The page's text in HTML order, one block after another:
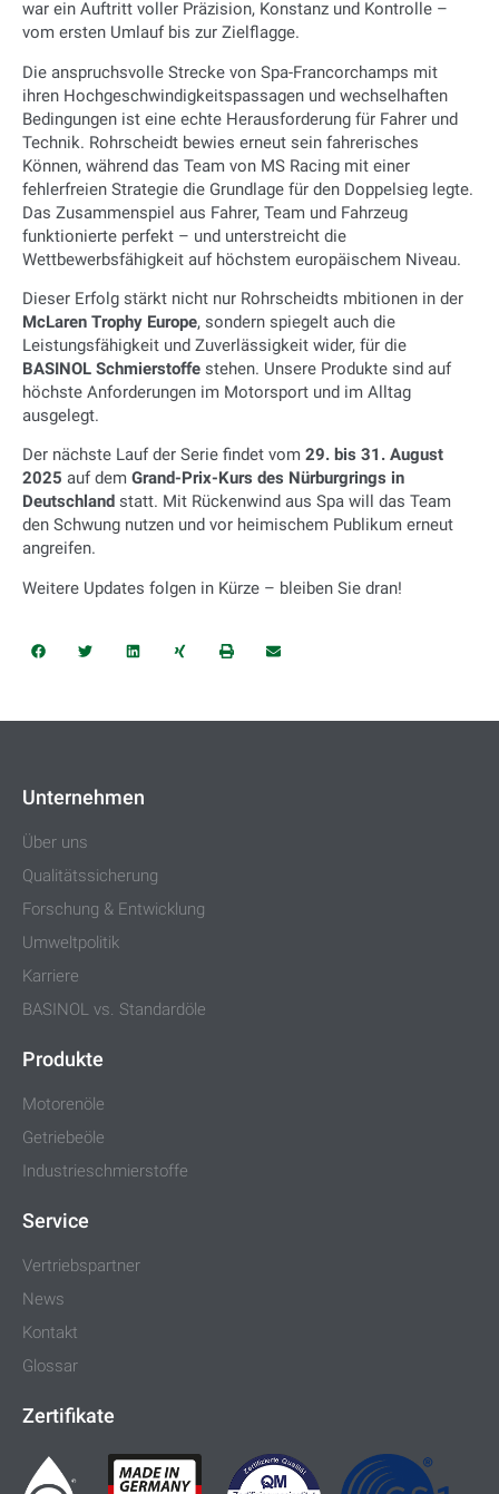
war ein Auftritt voller Präzision, Konstanz und Kontrolle –
vom ersten Umlauf bis zur Zielflagge.
Die anspruchsvolle Strecke von Spa-Francorchamps mit
ihren Hochgeschwindigkeitspassagen und wechselhaften
Bedingungen ist eine echte Herausforderung für Fahrer und
Technik. Rohrscheidt bewies erneut sein fahrerisches
Können, während das Team von MS Racing mit einer
fehlerfreien Strategie die Grundlage für den Doppelsieg legte.
Das Zusammenspiel aus Fahrer, Team und Fahrzeug
funktionierte perfekt – und unterstreicht die
Wettbewerbsfähigkeit auf höchstem europäischem Niveau.
Dieser Erfolg stärkt nicht nur Rohrscheidts mbitionen in der
McLaren Trophy Europe, sondern spiegelt auch die
Leistungsfähigkeit und Zuverlässigkeit wider, für die
BASINOL Schmierstoffe stehen. Unsere Produkte sind auf
höchste Anforderungen im Motorsport und im Alltag
ausgelegt.
Der nächste Lauf der Serie findet vom 29. bis 31. August
2025 auf dem Grand-Prix-Kurs des Nürburgrings in
Deutschland statt. Mit Rückenwind aus Spa will das Team
den Schwung nutzen und vor heimischem Publikum erneut
angreifen.
Weitere Updates folgen in Kürze – bleiben Sie dran!
Unternehmen
Über uns
Qualitätssicherung
Forschung & Entwicklung
Umweltpolitik
Karriere
BASINOL vs. Standardöle
Produkte
Motorenöle
Getriebeöle
Industrieschmierstoffe
Service
Vertriebspartner
News
Kontakt
Glossar
Zertifikate